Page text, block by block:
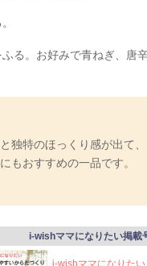
る。お好みで青ねぎ、唐
独特のほっくり感が出て
もおすすめの一品です。
i-wishママになりたい掲載
i-wishママになりた